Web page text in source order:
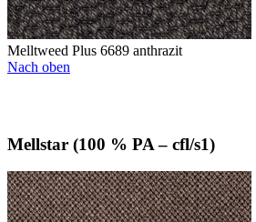
Melltweed Plus 6689 anthrazit
Nach oben
Mellstar (100 % PA – cfl/s1)